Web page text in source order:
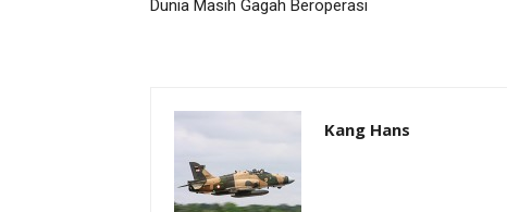
Dunia Masih Gagah Beroperasi
Kang Hans